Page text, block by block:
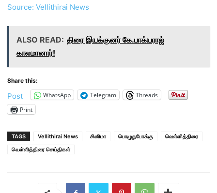
Source: Vellithirai News
ALSO READ: திரை இயக்குனர் கே.பாக்யராஜ்
காலமானார்!
Share this:
Post WhatsApp Telegram
Threads
Print
TAGS Vellithirai News சினிமா பொழுதுபோக்கு
வெள்ளித்திரை
வெள்ளித்திரை செய்திகள்